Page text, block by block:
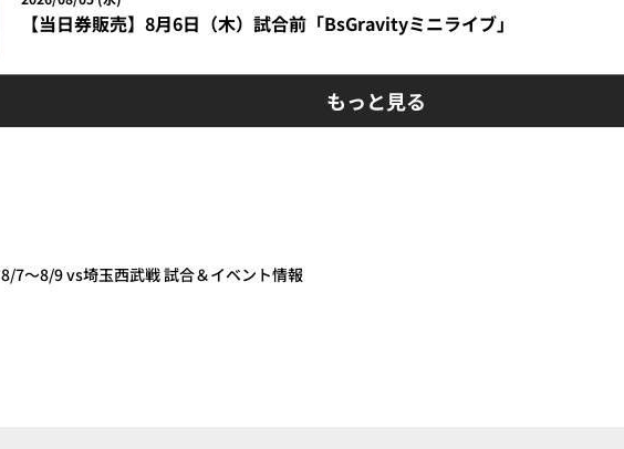
【当日券販売】8月6日（木）試合前「BsGravityミニライブ」
もっと見る
8/7～8/9 vs埼玉西武戦 試合＆イベント情報